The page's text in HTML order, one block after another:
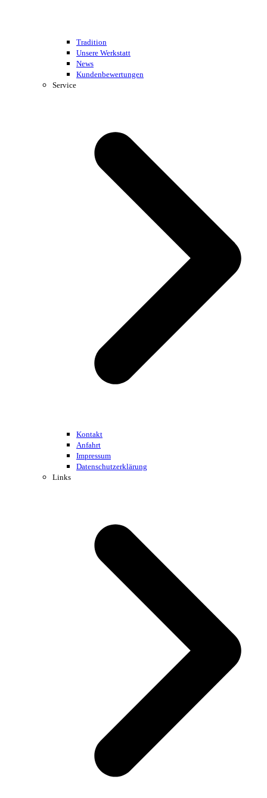
Tradition
Unsere Werkstatt
News
Kundenbewertungen
Service
Kontakt
Anfahrt
Impressum
Datenschutzerklärung
Links